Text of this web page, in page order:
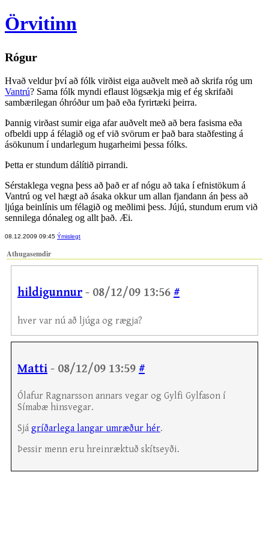
Örvitinn
Rógur
Hvað veldur því að fólk virðist eiga auðvelt með að skrifa róg um
Vantrú? Sama fólk myndi eflaust lögsækja mig ef ég skrifaði
sambærilegan óhróður um það eða fyrirtæki þeirra.
Þannig virðast sumir eiga afar auðvelt með að bera fasisma eða
ofbeldi upp á félagið og ef við svörum er það bara staðfesting á
ásökunum í undarlegum hugarheimi þessa fólks.
Þetta er stundum dálítið pirrandi.
Sérstaklega vegna þess að það er af nógu að taka í efnistökum á
Vantrú og vel hægt að ásaka okkur um allan fjandann án þess að
ljúga beinlínis um félagið og meðlimi þess. Jújú, stundum erum við
sennilega dónaleg og allt það. Æi.
08.12.2009 09:45 Ýmislegt
Athugasemdir
hildigunnur - 08/12/09 13:56 #
hver var nú að ljúga og rægja?
Matti - 08/12/09 13:59 #
Ólafur Ragnarsson annars vegar og Gylfi Gylfason í
Símabæ hinsvegar.
Sjá gríðarlega langar umræður hér.
Þessir menn eru hreinræktuð skítseyði.